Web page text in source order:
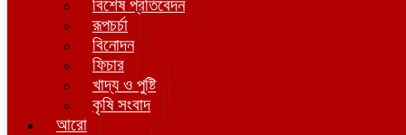
বিশেষ প্রতিবেদন
রূপচর্চা
বিনোদন
ফিচার
খাদ্য ও পুষ্টি
কৃষি সংবাদ
আরো